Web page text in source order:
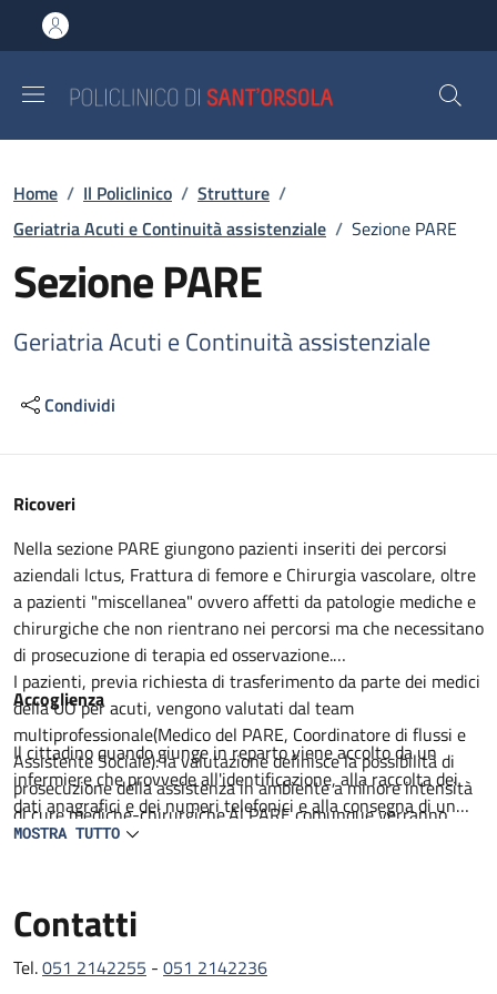
al contenuto principale
to footer content
Briciole di pane
Home / Il Policlinico / Strutture /
Geriatria Acuti e Continuità assistenziale / Sezione PARE
Sezione PARE
Geriatria Acuti e Continuità assistenziale
Condividi
Descrizione
Ricoveri
Nella sezione PARE giungono pazienti inseriti dei percorsi
aziendali lctus, Frattura di femore e Chirurgia vascolare, oltre
a pazienti "miscellanea" ovvero affetti da patologie mediche e
chirurgiche che non rientrano nei percorsi ma che necessitano
di prosecuzione di terapia ed osservazione.
I pazienti, previa richiesta di trasferimento da parte dei medici
della UO per acuti, vengono valutati dal team
multiprofessionale(Medico del PARE, Coordinatore di flussi e
Assistente Sociale): la valutazione definisce la possibilità di
prosecuzione della assistenza in ambiente a minore intensità
di cure mediche-chirurgiche.Al PARE comunque verranno
proseguiti percorsi medico terapeutici non ancora completati,
All'ingresso del paziente al PARE il team, composto da
Fisiatra e /o Fisioterapista con il coinvolgimento del Caregiver
Accoglienza
Il cittadino quando giunge in reparto viene accolto da un
infermiere che provvede all'identificazione, alla raccolta dei
dati anagrafici e dei numeri telefonici e alla consegna di un
prestampato con informazioni utili. Il degente viene
clinica ed infermieristica dove viene delineato il percorso
diagnostico e terapeutico e raccolti il consenso per tutte le
procedure che lo richiedono.
MOSTRA TUTTO
Contatti
Tel.051 2142255 - 051 2142236